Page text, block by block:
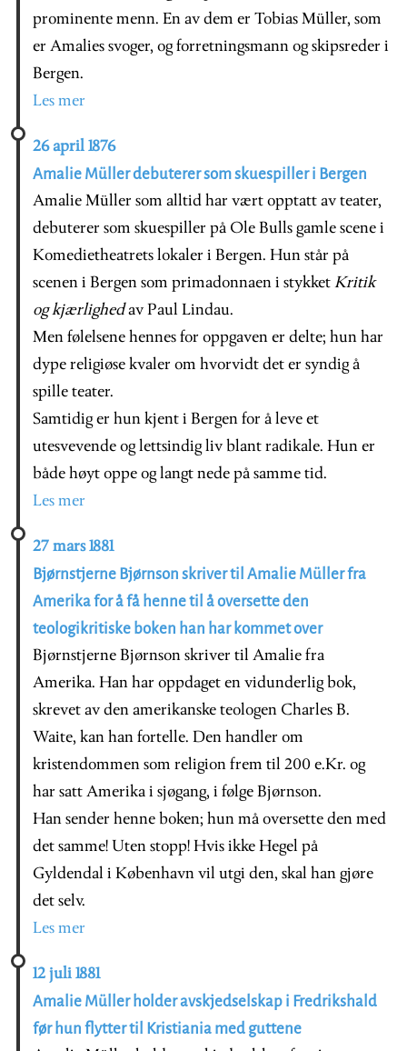
prominente menn. En av dem er Tobias Müller, som
er Amalies svoger, og forretningsmann og skipsreder i
Bergen.
Les mer
26 april 1876
Amalie Müller debuterer som skuespiller i Bergen
Amalie Müller som alltid har vært opptatt av teater,
debuterer som skuespiller på Ole Bulls gamle scene i
Komedietheatrets lokaler i Bergen. Hun står på
scenen i Bergen som primadonnaen i stykket Kritik
og kjærlighedav Paul Lindau.
Men følelsene hennes for oppgaven er delte; hun har
dype religiøse kvaler om hvorvidt det er syndig å
spille teater.
Samtidig er hun kjent i Bergen for å leve et
utesvevende og lettsindig liv blant radikale. Hun er
både høyt oppe og langt nede på samme tid.
Les mer
27 mars 1881
Bjørnstjerne Bjørnson skriver til Amalie Müller fra
Amerika for å få henne til å oversette den
teologikritiske boken han har kommet over
Bjørnstjerne Bjørnson skriver til Amalie fra
Amerika. Han har oppdaget en vidunderlig bok,
skrevet av den amerikanske teologen Charles B.
Waite, kan han fortelle. Den handler om
kristendommen som religion frem til 200 e.Kr. og
har satt Amerika i sjøgang, i følge Bjørnson.
Han sender henne boken; hun må oversette den med
det samme! Uten stopp! Hvis ikke Hegel på
Gyldendal i København vil utgi den, skal han gjøre
det selv.
Les mer
12 juli 1881
Amalie Müller holder avskjedselskap i Fredrikshald
før hun flytter til Kristiania med guttene